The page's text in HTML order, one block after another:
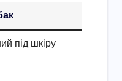
під шкіру